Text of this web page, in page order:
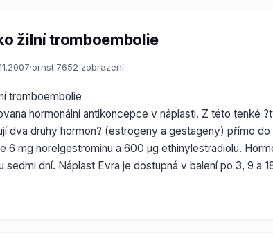
žilní tromboembolie
·ornst·7652 zobrazení
tromboembolie
hormonální antikoncepce v náplasti. Z této tenké
dva druhy hormon? (estrogeny a gestageny) přímo do
6 mg norelgestrominu a 600 µg ethinylestradiolu.
sedmi dní. Náplast Evra je dostupná v balení po 3, 9 a